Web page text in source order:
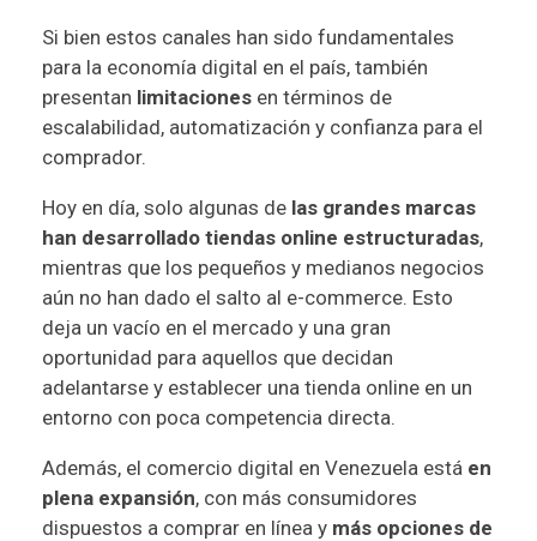
Si bien estos canales han sido fundamentales
para la economía digital en el país, también
presentan limitaciones en términos de
escalabilidad, automatización y confianza para el
comprador.
Hoy en día, solo algunas de las grandes marcas
han desarrollado tiendas online estructuradas,
mientras que los pequeños y medianos negocios
aún no han dado el salto al e-commerce. Esto
deja un vacío en el mercado y una gran
oportunidad para aquellos que decidan
adelantarse y establecer una tienda online en un
entorno con poca competencia directa.
Además, el comercio digital en Venezuela está en
plena expansión, con más consumidores
dispuestos a comprar en línea y más opciones de